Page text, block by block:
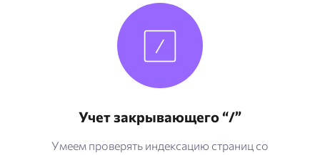
Учет закрывающего “/”
Умеем проверять индексацию страниц со